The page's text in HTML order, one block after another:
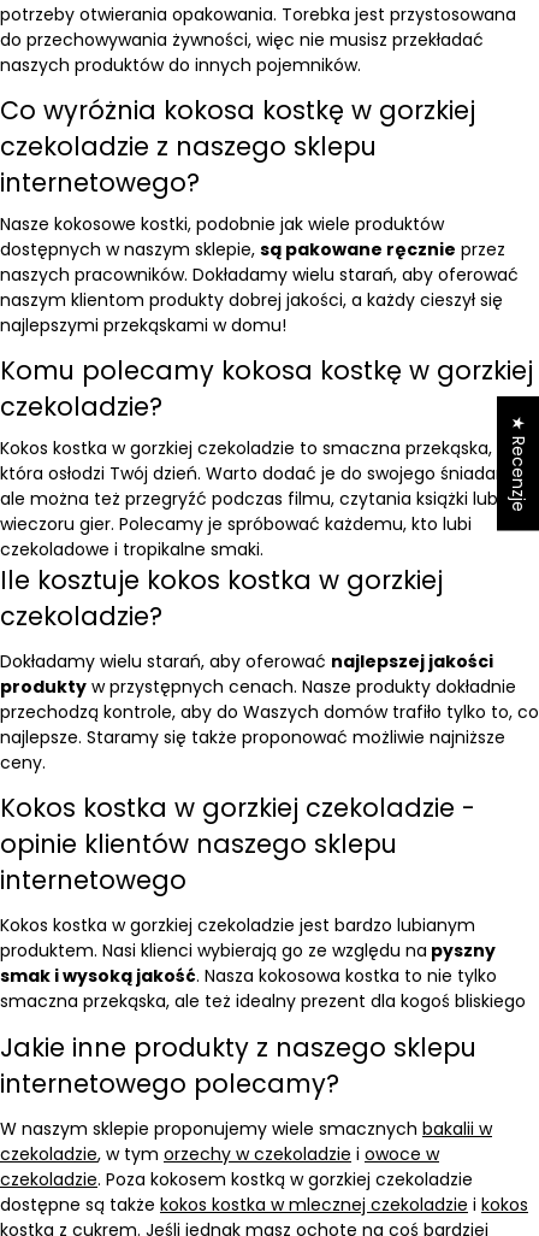
potrzeby otwierania opakowania. Torebka jest przystosowana
do przechowywania żywności, więc nie musisz przekładać
naszych produktów do innych pojemników.
Co wyróżnia kokosa kostkę w gorzkiej
czekoladzie z naszego sklepu
internetowego?
Nasze kokosowe kostki, podobnie jak wiele produktów
dostępnych w naszym sklepie, są pakowane ręcznie przez
naszych pracowników. Dokładamy wielu starań, aby oferować
naszym klientom produkty dobrej jakości, a każdy cieszył się
najlepszymi przekąskami w domu!
Komu polecamy kokosa kostkę w gorzkiej
czekoladzie?
Kokos kostka w gorzkiej czekoladzie to smaczna przekąska,
która osłodzi Twój dzień. Warto dodać je do swojego śniadania,
ale można też przegryźć podczas filmu, czytania książki lub
wieczoru gier. Polecamy je spróbować każdemu, kto lubi
czekoladowe i tropikalne smaki.
Ile kosztuje kokos kostka w gorzkiej
czekoladzie?
Dokładamy wielu starań, aby oferować najlepszej jakości
produkty w przystępnych cenach. Nasze produkty dokładnie
przechodzą kontrole, aby do Waszych domów trafiło tylko to, co
najlepsze. Staramy się także proponować możliwie najniższe
ceny.
Kokos kostka w gorzkiej czekoladzie -
opinie klientów naszego sklepu
internetowego
Kokos kostka w gorzkiej czekoladzie jest bardzo lubianym
produktem. Nasi klienci wybierają go ze względu na pyszny
smak i wysoką jakość. Nasza kokosowa kostka to nie tylko
smaczna przekąska, ale też idealny prezent dla kogoś bliskiego
Jakie inne produkty z naszego sklepu
internetowego polecamy?
W naszym sklepie proponujemy wiele smacznych bakalii w
czekoladzie, w tym orzechy w czekoladzie i owoce w
czekoladzie. Poza kokosem kostką w gorzkiej czekoladzie
dostępne są także kokos kostka w mlecznej czekoladzie i kokos
kostka z cukrem. Jeśli jednak masz ochotę na coś bardziej
★ Recenzje